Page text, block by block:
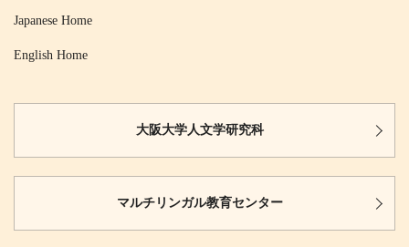
Japanese Home
English Home
大阪大学 人文学研究科
マルチリンガル教育センター